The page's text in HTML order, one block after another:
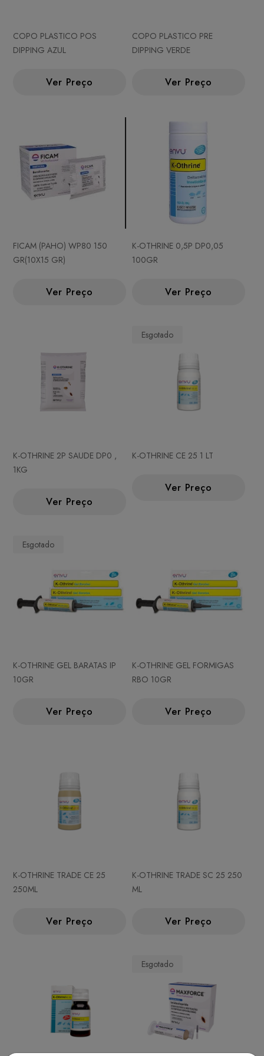
COPO PLASTICO POS
DIPPING AZUL
Ver Preço
COPO PLASTICO PRE
DIPPING VERDE
Ver Preço
FICAM (PAHO) WP80 150
GR(10X15 GR)
Ver Preço
K-OTHRINE 0,5P DP0,05
100GR
Ver Preço
K-OTHRINE 2P SAUDE DP0 ,
1KG
Ver Preço
Esgotado
K-OTHRINE CE 25 1 LT
Ver Preço
Esgotado
K-OTHRINE GEL BARATAS IP
10GR
Ver Preço
K-OTHRINE GEL FORMIGAS
RBO 10GR
Ver Preço
K-OTHRINE TRADE CE 25
250ML
Ver Preço
K-OTHRINE TRADE SC 25 250
ML
Ver Preço
Esgotado